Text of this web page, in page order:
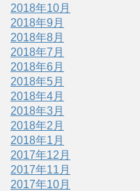
2018年10月
2018年9月
2018年8月
2018年7月
2018年6月
2018年5月
2018年4月
2018年3月
2018年2月
2018年1月
2017年12月
2017年11月
2017年10月